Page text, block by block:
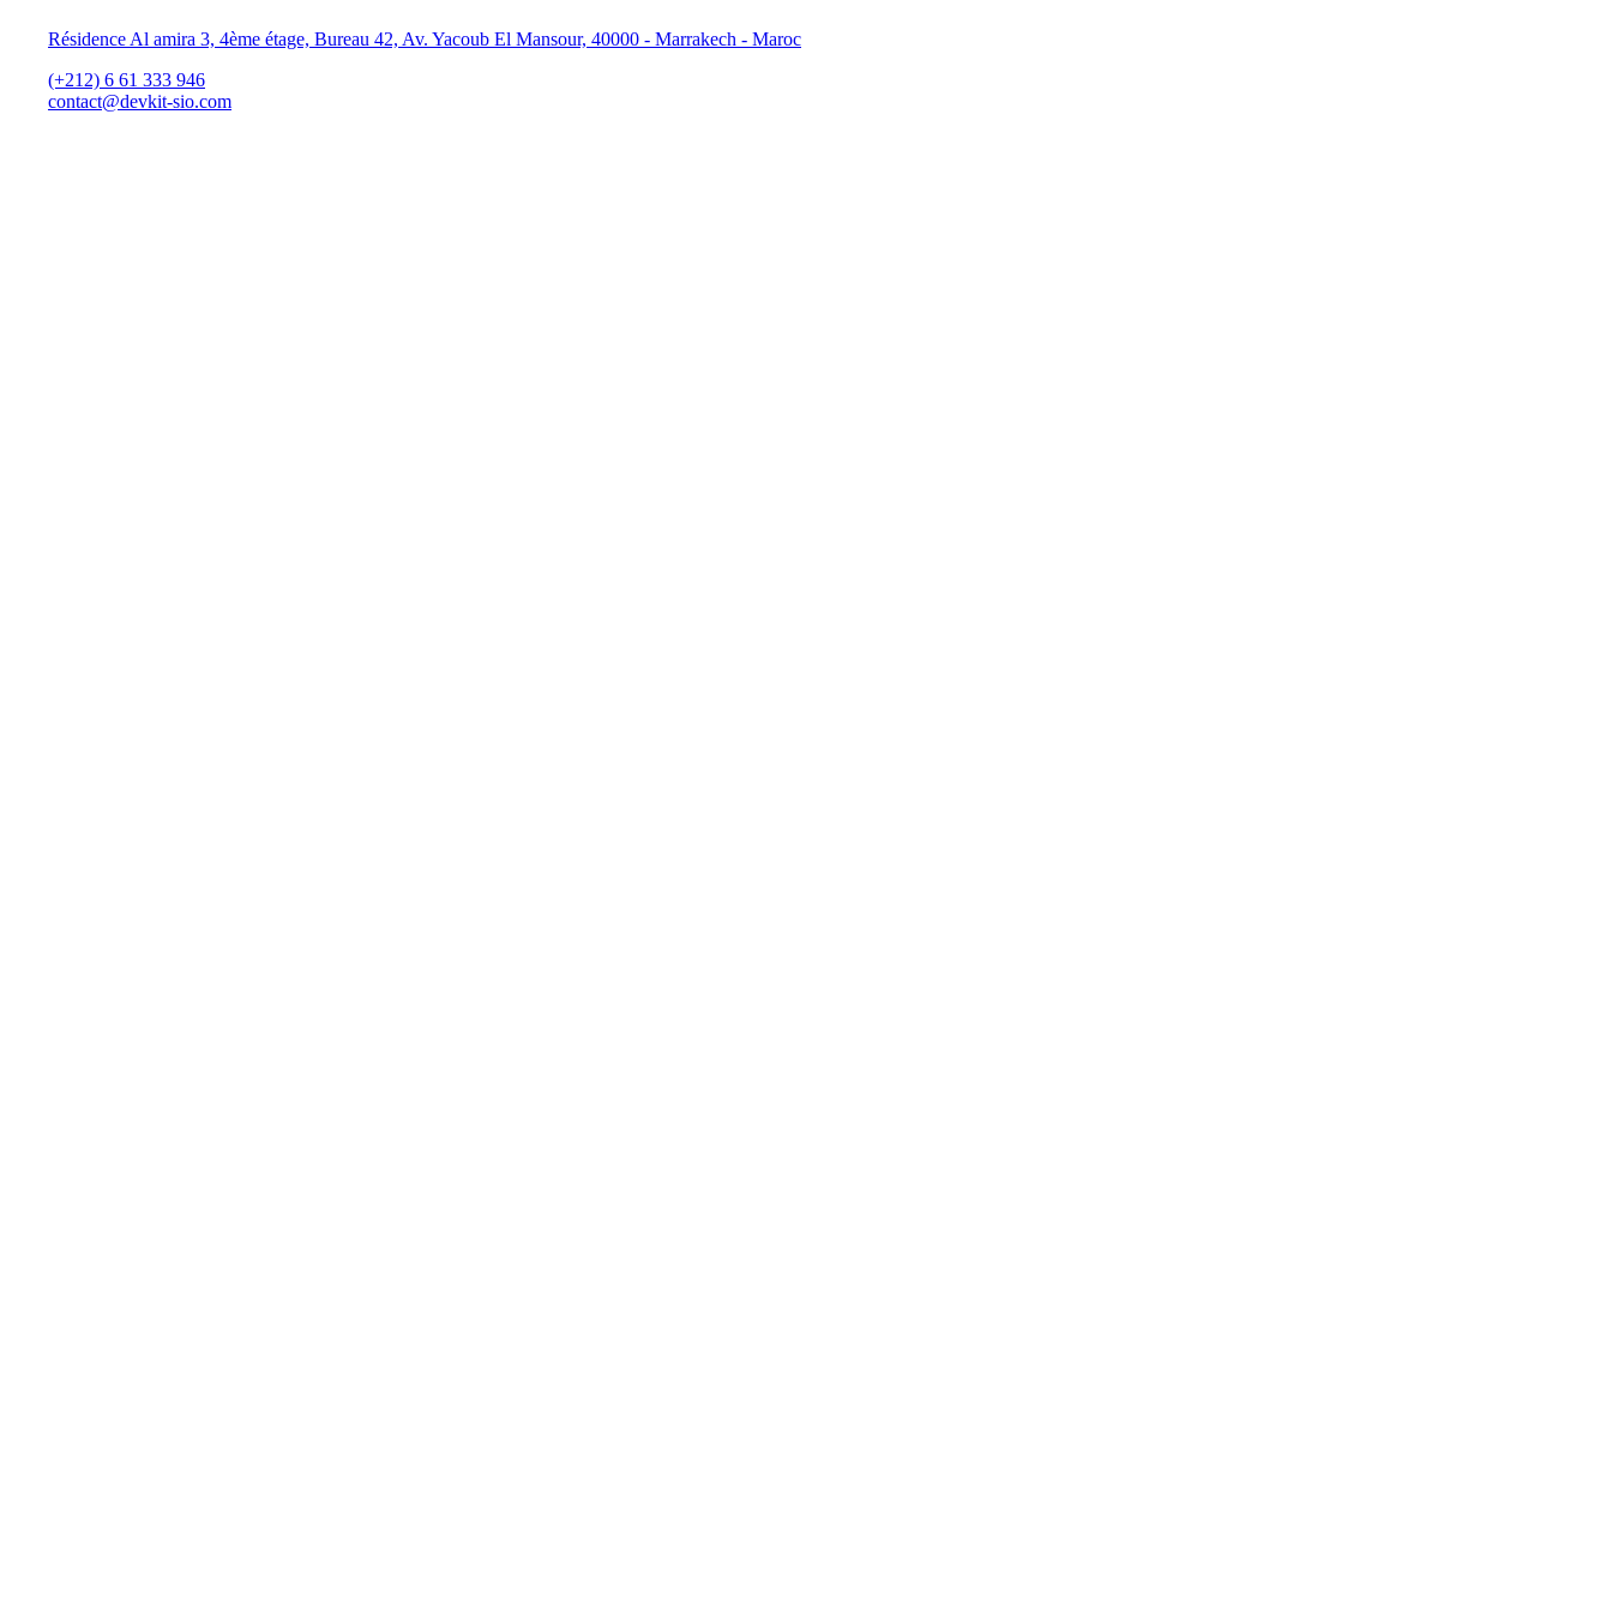
Résidence Al amira 3, 4ème étage, Bureau 42, Av. Yacoub El Mansour, 40000 - Marrakech - Maroc
(+212) 6 61 333 946
contact@devkit-sio.com